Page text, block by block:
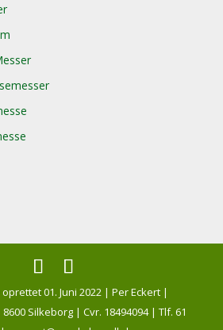
01. Juni 2022 | Per Eckert |
Silkeborg | Cvr. 18494094 | Tlf. 61